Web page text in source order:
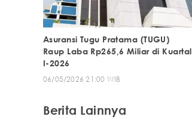
Asuransi Tugu Pratama (TUGU)
Raup Laba Rp265,6 Miliar di Kuartal
I-2026
06/05/2026 21:00 WIB
Berita Lainnya